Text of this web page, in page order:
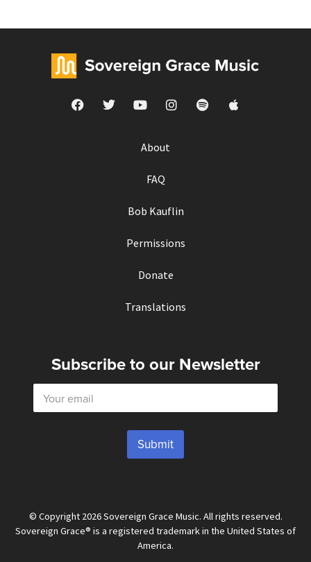
About
FAQ
Bob Kauflin
Permissions
Donate
Translations
Subscribe to our Newsletter
E
a
Submit
© Copyright 2026 Sovereign Grace Music. All rights reserved.
Sovereign Grace® is a registered trademark in the United States of
America.